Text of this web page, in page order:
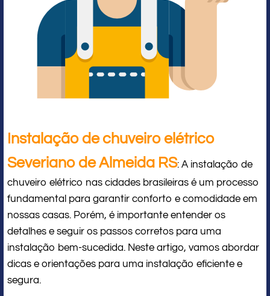
Instalação de chuveiro elétrico
Severiano de Almeida RS: A instalação de
chuveiro elétrico nas cidades brasileiras é um processo
fundamental para garantir conforto e comodidade em
nossas casas. Porém, é importante entender os
detalhes e seguir os passos corretos para uma
instalação bem-sucedida. Neste artigo, vamos abordar
dicas e orientações para uma instalação eficiente e
segura.